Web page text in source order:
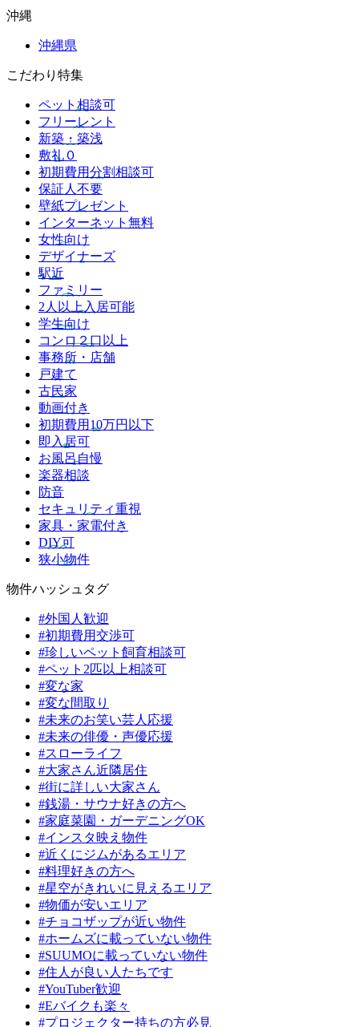
沖縄
沖縄県
こだわり特集
ペット相談可
フリーレント
新築・築浅
敷礼０
初期費用分割相談可
保証人不要
壁紙プレゼント
インターネット無料
女性向け
デザイナーズ
駅近
ファミリー
2人以上入居可能
学生向け
コンロ２口以上
事務所・店舗
戸建て
古民家
動画付き
初期費用10万円以下
即入居可
お風呂自慢
楽器相談
防音
セキュリティ重視
家具・家電付き
DIY可
狭小物件
物件ハッシュタグ
#外国人歓迎
#初期費用交渉可
#珍しいペット飼育相談可
#ペット2匹以上相談可
#変な家
#変な間取り
#未来のお笑い芸人応援
#未来の俳優・声優応援
#スローライフ
#大家さん近隣居住
#街に詳しい大家さん
#銭湯・サウナ好きの方へ
#家庭菜園・ガーデニングOK
#インスタ映え物件
#近くにジムがあるエリア
#料理好きの方へ
#星空がきれいに見えるエリア
#物価が安いエリア
#チョコザップが近い物件
#ホームズに載っていない物件
#SUUMOに載っていない物件
#住人が良い人たちです
#YouTuber歓迎
#Eバイクも楽々
#プロジェクター持ちの方必見